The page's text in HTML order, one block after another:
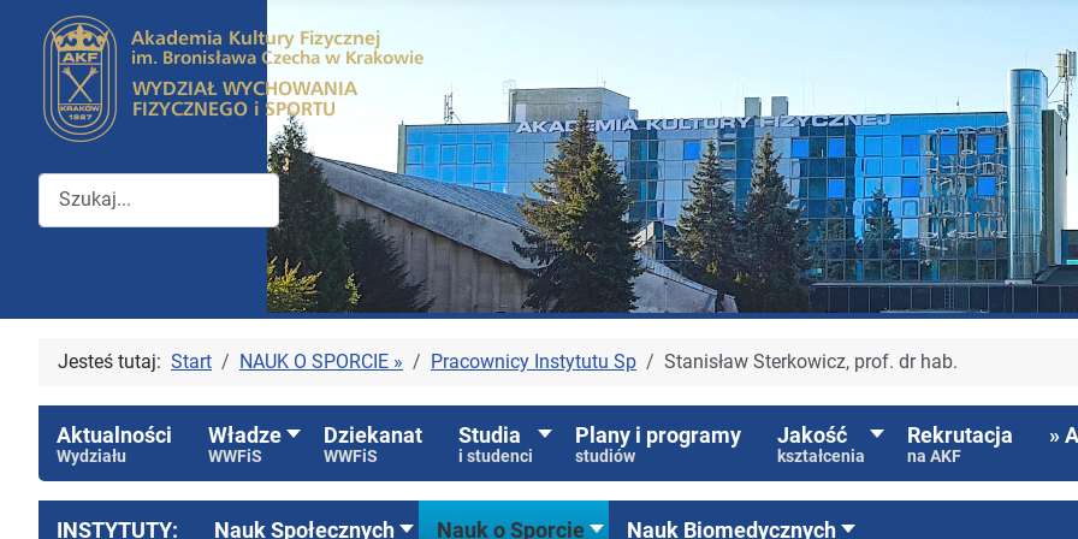
Przeszukuj witrynę Wydziału WFiS
Jesteś tutaj: Start NAUK O SPORCIE » Pracownicy Instytutu Sp Stanisław Sterkowicz, prof. dr hab.
Aktualności
Wydziału
Władze
WWFiS
Dziekanat
WWFiS
Studia
i studenci
Plany i programy
studiów
Jakość
kształcenia
Rekrutacja
na AKF
»
INSTYTUTY: Nauk Społecznych Nauk o Sporcie Nauk Biomedycznych